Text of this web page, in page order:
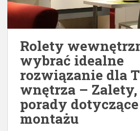
Rolety
wybrać idealne
rozwiązanie dla
wnętrza –
porady dotyczące
montażu